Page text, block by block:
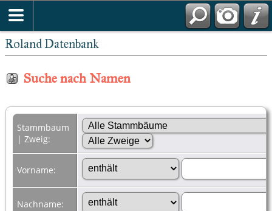
Roland Datenbank
Suche nach Namen
Stammbaum
| Zweig:
Vorname:
Nachname: